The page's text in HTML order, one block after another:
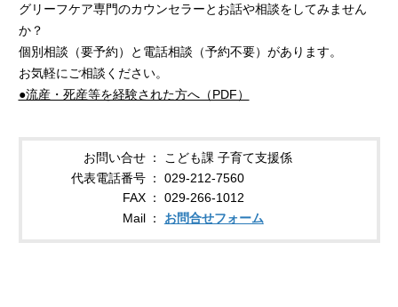
グリーフケア専門のカウンセラーとお話や相談をしてみません
か？
個別相談（要予約）と電話相談（予約不要）があります。
お気軽にご相談ください。
●流産・死産等を経験された方へ（PDF）
お問い合せ
こども課 子育て支援係
代表電話番号
029-212-7560
FAX
029-266-1012
Mail
お問合せフォーム